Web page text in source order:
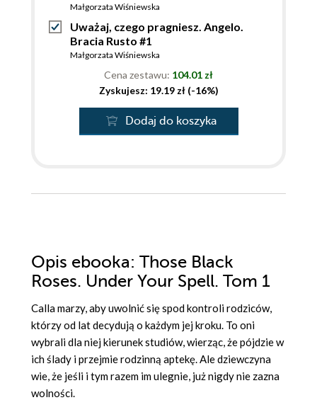
Małgorzata Wiśniewska
Uważaj, czego pragniesz. Angelo.
Bracia Rusto #1
Małgorzata Wiśniewska
Cena zestawu: 104.01 zł
Zyskujesz: 19.19 zł (-16%)
Dodaj do koszyka
Opis ebooka: Those Black
Roses. Under Your Spell. Tom 1
Calla marzy, aby uwolnić się spod kontroli rodziców,
którzy od lat decydują o każdym jej kroku. To oni
wybrali dla niej kierunek studiów, wierząc, że pójdzie w
ich ślady i przejmie rodzinną aptekę. Ale dziewczyna
wie, że jeśli i tym razem im ulegnie, już nigdy nie zazna
wolności.